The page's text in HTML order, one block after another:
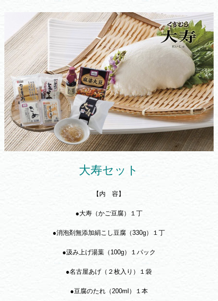
大寿セット
【内 容】
●大寿（かご豆腐）１丁
●消泡剤無添加絹こし豆腐（330g）１丁
●汲み上げ湯葉（100g）１パック
●名古屋あげ（２枚入り）１袋
●豆腐のたれ（200ml）１本